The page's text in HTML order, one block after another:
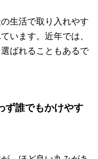
生活で取り入れやす
います。近年では、
ばれることもあるで
ず誰でもかけやす